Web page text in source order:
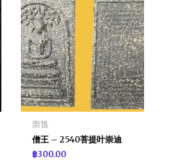
崇笛
僧王 – 2540菩提叶崇迪
฿300.00